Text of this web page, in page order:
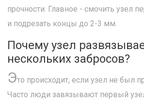
прочности. Главное - смочить узел
и подрезать концы до 2-3 мм.
Почему узел
нескольких забросов?
Это происходит, если узел не был
Часто люди завязывают первый